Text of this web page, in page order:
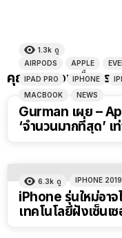
คุณอาจชอบเรื่องรา
1.3k ดู
AIRPODS
APPLE
IPAD PRO
IPHONE
MACBOOK
NEWS
Gurman เผย –
‘จำนวนมากที่สุด’
6.3k ดู IPHONE 2019
iPhone รุ่นใหม่อา
เทคโนโลยีฝังเซ็นเ